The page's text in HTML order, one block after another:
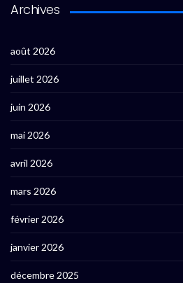
Archives
août 2026
juillet 2026
juin 2026
mai 2026
avril 2026
mars 2026
février 2026
janvier 2026
décembre 2025